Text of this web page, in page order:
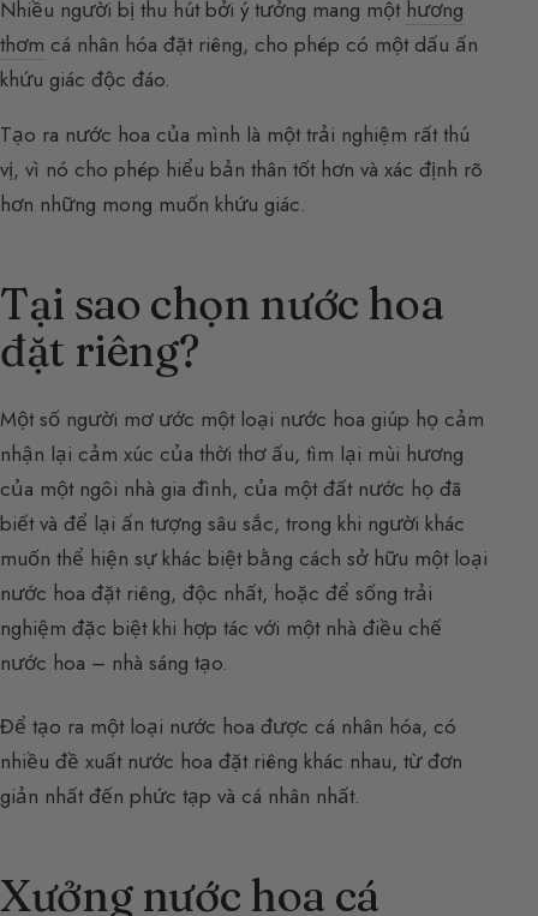
Nhiều người bị thu hút bởi ý tưởng mang một hương
thơm cá nhân hóa đặt riêng, cho phép có một dấu ấn
khứu giác độc đáo.
Tạo ra nước hoa của mình là một trải nghiệm rất thú
vị, vì nó cho phép hiểu bản thân tốt hơn và xác định rõ
hơn những mong muốn khứu giác.
Tại sao chọn nước hoa
đặt riêng?
Một số người mơ ước một loại nước hoa giúp họ cảm
nhận lại cảm xúc của thời thơ ấu, tìm lại mùi hương
của một ngôi nhà gia đình, của một đất nước họ đã
biết và để lại ấn tượng sâu sắc, trong khi người khác
muốn thể hiện sự khác biệt bằng cách sở hữu một loại
nước hoa đặt riêng, độc nhất, hoặc để sống trải
nghiệm đặc biệt khi hợp tác với một nhà điều chế
nước hoa – nhà sáng tạo.
Để tạo ra một loại nước hoa được cá nhân hóa, có
nhiều đề xuất nước hoa đặt riêng khác nhau, từ đơn
giản nhất đến phức tạp và cá nhân nhất.
Xưởng nước hoa cá